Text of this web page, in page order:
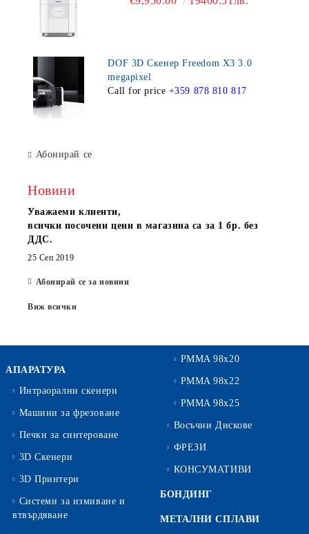
DOF 3D Скенер Freedom X3 3.0
megapixel
Call for price +359 878 810 817
Абонирай се
Новини
Уважаеми клиенти,
всички посочени цени в магазина са за 1 бр. без
ДДС.
25 Сеп 2019
Абонирай се за новини
Виж всички
АПАРАТУРА
Интраорални скенери
Машини за фрезоване
Печки за синтероване
3D Скенери
3D Принтери
Системи за измиване и
втвърдяване
PMMA 98x20
PMMA 98x22
PMMA 98x25
Восъчни Дискове
ФРЕЗИ
КОНСУМАТИВИ
БОНДИНГ
МЕТАЛНИ СПЛАВИ